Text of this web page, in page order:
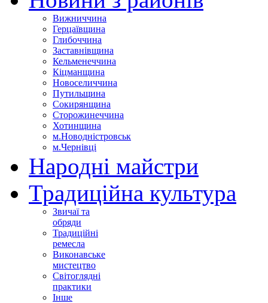
Вижниччина
Герцаївщина
Глибоччина
Заставнівщина
Кельменеччина
Кіцманщина
Новоселиччина
Путильщина
Сокирянщина
Сторожинеччина
Хотинщина
м.Новодністровськ
м.Чернівці
Народні майстри
Традиційна культура
Звичаї та
обряди
Традиційні
ремесла
Виконавське
мистецтво
Світоглядні
практики
Інше